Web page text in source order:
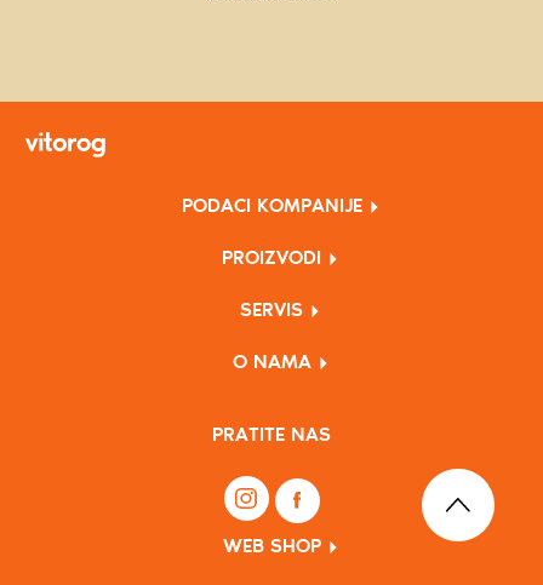
PODACI KOMPANIJE
PROIZVODI
SERVIS
O NAMA
PRATITE NAS
WEB SHOP